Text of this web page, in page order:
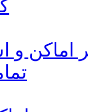
اماكن